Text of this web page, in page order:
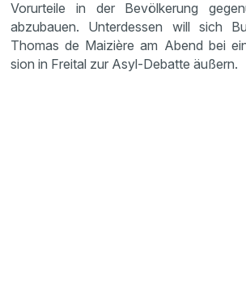
Vorur­teile in der Bevöl­ke­rung
abzubauen. Unter­dessen will sich
Thomas de Maizière am Abend bei
sion in Freital zur Asyl-Debatte äußern.